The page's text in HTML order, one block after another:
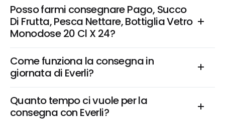
Posso farmi consegnare Pago, Succo
Di Frutta, Pesca Nettare, Bottiglia Vetro
Monodose 20 Cl X 24?
Come funziona la consegna in
giornata di Everli?
Quanto tempo ci vuole per la
consegna con Everli?